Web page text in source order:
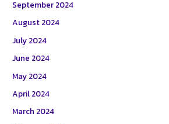
September 2024
August 2024
July 2024
June 2024
May 2024
April 2024
March 2024